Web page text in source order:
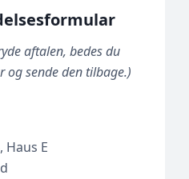
aftalen, bedes du
og sende den tilbage.)
Haus E